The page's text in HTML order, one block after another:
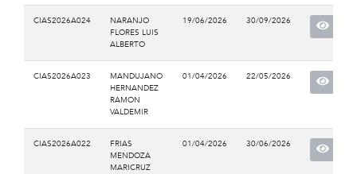
CIAS2026A024
NARANJO
FLORES LUIS
ALBERTO
19/06/2026 30/09/2026
CIAS2026A023
MANDUJANO
HERNANDEZ
RAMON
VALDEMIR
01/04/2026 22/05/2026
CIAS2026A022
FRIAS
MENDOZA
MARICRUZ
01/04/2026 30/06/2026